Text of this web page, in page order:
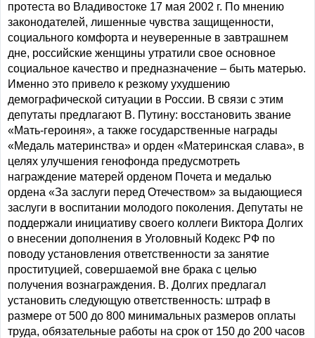
протеста во Владивостоке 17 мая 2002 г. По мнению
законодателей, лишенные чувства защищенности,
социального комфорта и неуверенные в завтрашнем
дне, российские женщины утратили свое основное
социальное качество и предназначение – быть матерью.
Именно это привело к резкому ухудшению
демографической ситуации в России. В связи с этим
депутаты предлагают В. Путину: восстановить звание
«Мать-героиня», а также государственные награды
«Медаль материнства» и орден «Материнская слава», в
целях улучшения генофонда предусмотреть
награждение матерей орденом Почета и медалью
ордена «За заслуги перед Отечеством» за выдающиеся
заслуги в воспитании молодого поколения. Депутаты не
поддержали инициативу своего коллеги Виктора Долгих
о внесении дополнения в Уголовный Кодекс РФ по
поводу установления ответственности за занятие
проституцией, совершаемой вне брака с целью
получения вознаграждения. В. Долгих предлагал
установить следующую ответственность: штраф в
размере от 500 до 800 минимальных размеров оплаты
труда, обязательные работы на срок от 150 до 200 часов